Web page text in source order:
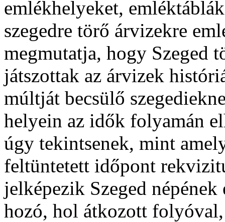
emlékhelyeket,
szegedre törő árvizekre
megmutatja, hogy Szeged
játszottak az árvizek
múltját becsülő
helyein az idők folyamán
úgy tekintsenek, mint
feltüntetett időpont
jelképezik Szeged
hozó, hol átkozott